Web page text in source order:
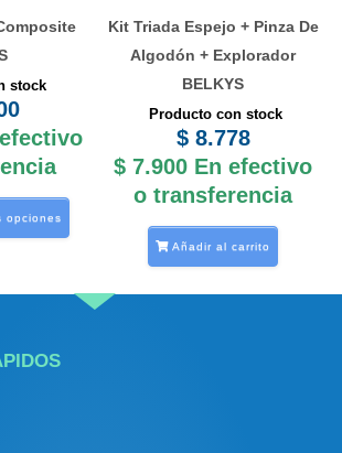
stock
opciones
pueden
página
Kit Triada Espejo + Pinza De
Algodón + Explorador
BELKYS
Producto con stock
$8.778
$ 7.900 En efectivo
o transferencia
Añadir al carrito